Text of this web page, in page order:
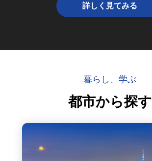
詳しく見てみる
暮らし、学ぶ
都市から探す